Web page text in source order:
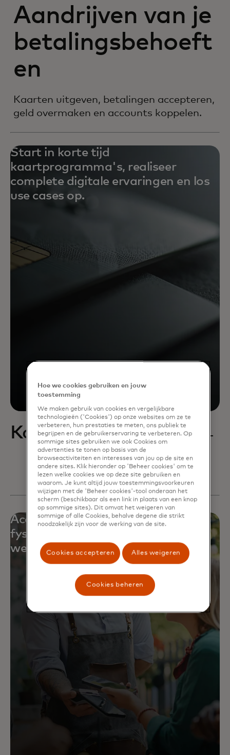
Aandrijven van je
betalingsbehoeft
en
Kaarten uitgeven, betalingen accepteren,
geld overmaken en accounts koppelen.
Start in korte tijd
kaartprogramma's, realiseer
complete digitale ervaringen en los
use cases op.
Kaarten uitgeven
Accepteer betalingen online of
fysiek, via verschillende kanalen en
wereldwijd
Hoe we cookies gebruiken en jouw
toestemming
We maken gebruik van cookies en vergelijkbare
technologieën ('Cookies') op onze websites om ze te
verbeteren, hun prestaties te meten, ons publiek te
begrijpen en de gebruikerservaring te verbeteren. Op
sommige sites gebruiken we ook Cookies om
advertenties te tonen op basis van de
browseactiviteiten en interesses van jou op de site en
andere sites. Klik hieronder op 'Beheer cookies' om te
lezen welke cookies we op deze site gebruiken en
waarom. Je kunt altijd jouw toestemmingsvoorkeuren
wijzigen met de 'Beheer cookies'-tool onderaan het
scherm (beschikbaar als een link in plaats van een knop
op sommige sites). Dit omvat het weigeren van
sommige of alle Cookies, behalve degene die strikt
noodzakelijk zijn voor de werking van de site.
Cookies accepteren Alles weigeren
Cookies beheren